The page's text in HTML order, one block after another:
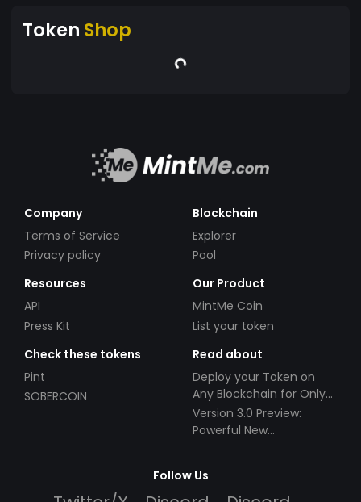
Token Shop
Company
Terms of Service
Privacy policy
Blockchain
Explorer
Pool
Resources
API
Press Kit
Our Product
MintMe Coin
List your token
Check these tokens
Pint
SOBERCOIN
Read about
Deploy your Token on
Any Blockchain for Only
$49!
Version 3.0 Preview:
Powerful New
Follow Us